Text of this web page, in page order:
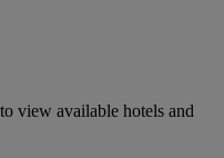
view available hotels and